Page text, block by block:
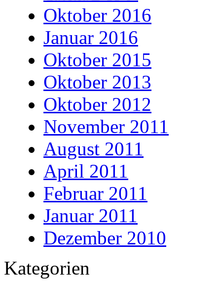
Oktober 2016
Januar 2016
Oktober 2015
Oktober 2013
Oktober 2012
November 2011
August 2011
April 2011
Februar 2011
Januar 2011
Dezember 2010
Kategorien